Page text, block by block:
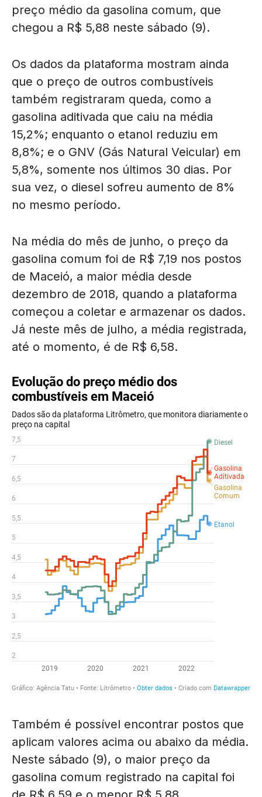
preço médio da gasolina comum, que
chegou a R$ 5,88 neste sábado (9).
Os dados da plataforma mostram ainda
que o preço de outros combustíveis
também registraram queda, como a
gasolina aditivada que caiu na média
15,2%; enquanto o etanol reduziu em
8,8%; e o GNV (Gás Natural Veicular) em
5,8%, somente nos últimos 30 dias. Por
sua vez, o diesel sofreu aumento de 8%
no mesmo período.
Na média do mês de junho, o preço da
gasolina comum foi de R$ 7,19 nos postos
de Maceió, a maior média desde
dezembro de 2018, quando a plataforma
começou a coletar e armazenar os dados.
Já neste mês de julho, a média registrada,
até o momento, é de R$ 6,58.
Também é possível encontrar postos que
aplicam valores acima ou abaixo da média.
Neste sábado (9), o maior preço da
gasolina comum registrado na capital foi